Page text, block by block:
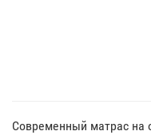
Современный матрас на